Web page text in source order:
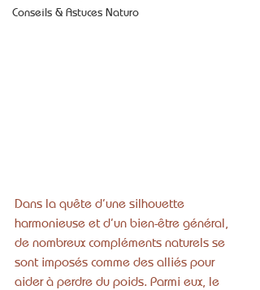
Conseils & Astuces Naturo
Dans la quête d’une silhouette
harmonieuse et d’un bien-être général,
de nombreux compléments naturels se
sont imposés comme des alliés pour
aider à perdre du poids. Parmi eux, le